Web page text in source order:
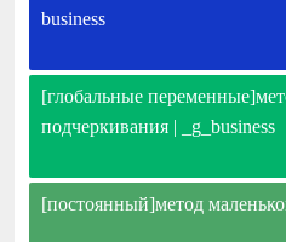
business
[глобальные
подчеркивания | _g_business
[постоянный]метод